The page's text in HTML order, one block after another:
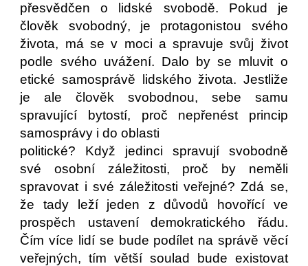
přesvědčen o lidské svobodě. Pokud je
člověk svobodný, je protagonistou svého
života, má se v moci a spravuje svůj život
podle svého uvážení. Dalo by se mluvit o
etické samosprávě lidského života. Jestliže
je ale člověk svobodnou, sebe samu
spravující bytostí, proč nepřenést princip
samosprávy i do oblasti
politické? Když jedinci spravují svobodně
své osobní záležitosti, proč by neměli
spravovat i své záležitosti veřejné? Zdá se,
že tady leží jeden z důvodů hovořící ve
prospěch ustavení demokratického řádu.
Čím více lidí se bude podílet na správě věcí
veřejných, tím větší soulad bude existovat